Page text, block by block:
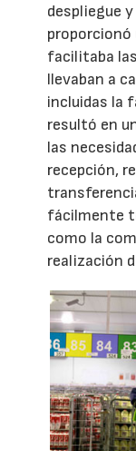
despliegue
proporcionó
facilitaba
llevaban a
incluidas la
resultó en
las
recepción,
fácilmente
como la
realización